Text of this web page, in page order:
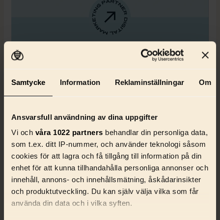
Samtycke Information Reklaminställningar Om
Ansvarsfull användning av dina uppgifter
Vi och våra 1022 partners behandlar din personliga data,
som t.ex. ditt IP-nummer, och använder teknologi såsom
cookies för att lagra och få tillgång till information på din
enhet för att kunna tillhandahålla personliga annonser och
innehåll, annons- och innehållsmätning, åskådarinsikter
och produktutveckling. Du kan själv välja vilka som får
använda din data och i vilka syften.